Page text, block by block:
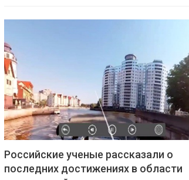
Российские ученые рассказали о
последних достижениях в области